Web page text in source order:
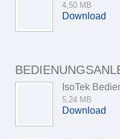
4,50 MB
Download
IsoTek
5,24 MB
Download